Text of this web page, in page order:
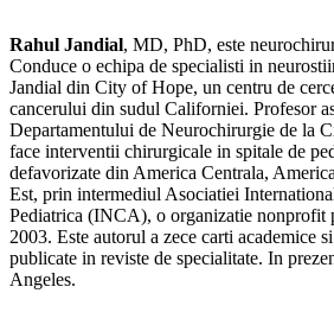
Rahul Jandial, MD, PhD, este
Conduce o echipa de specialisti in
Jandial din City of Hope, un centru de
cancerului din sudul Californiei. Profesor
Departamentului de Neurochirurgie de la
face interventii chirurgicale in spitale de
defavorizate din America Centrala,
Est, prin intermediul Asociatiei
Pediatrica (INCA), o organizatie nonprofit
2003. Este autorul a zece carti academice
publicate in reviste de specialitate. In
Angeles.